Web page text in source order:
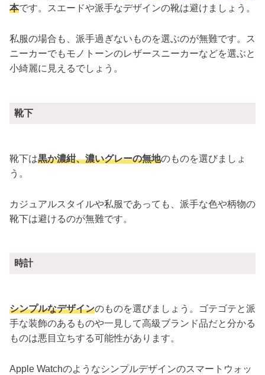
本です。 スエードや派手なデザインの靴は避けましょう。
私服の場合も、派手過ぎないものを選ぶのが無難です。ス
ニーカーでもモノトーンのレザースニーカーなどを選ぶと
小綺麗に見えるでしょう。
靴下
靴下は黒か濃紺、濃いグレーの無地のものを選びましょ
う。
カジュアルスタイルや私服であっても、派手な色や柄物の
靴下は避けるのが無難です。
時計
シンプルなデザインのものを選びましょう。ゴテゴテと派
手な装飾のあるものや一見して高級ブランド品だと分かる
ものは悪目立ちする可能性があります。
Apple Watchのようなシンプルデザインのスマートウォッ